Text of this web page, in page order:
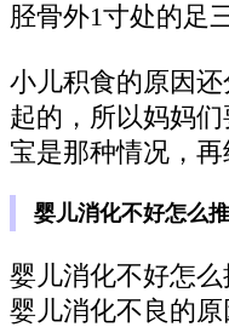
胫骨外1寸处的足
小儿积食的原因还
起的，所以妈妈
宝是那种情况，再
婴儿消化不好怎么
婴儿消化不好怎么
婴儿消化不良的